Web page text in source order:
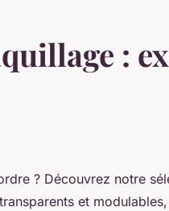
:
? Découvrez notre
et